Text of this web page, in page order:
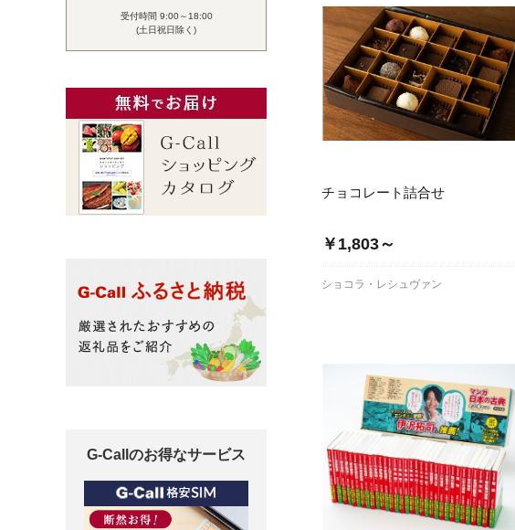
チョコレート詰合せ
￥1,803～
ショコラ・レシュヴァン
受付時間 9:00～18:00
(土日祝日除く)
G-Callのお得なサービス